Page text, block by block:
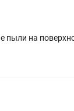
пыли на